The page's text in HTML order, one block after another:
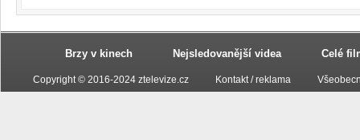
Brzy v kinech Nejsledovanější videa Celé
Copyright © 2016-2024 ztelevize.cz Kontakt / reklama